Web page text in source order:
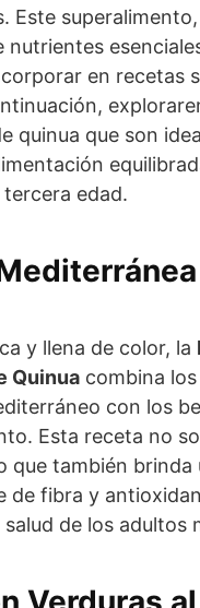
Este
nutrientes
en recetas
quinua que son
edad.
y llena de color, la
Quinua combina
con los
Esta receta no
que también brinda
de fibra y
de los adultos